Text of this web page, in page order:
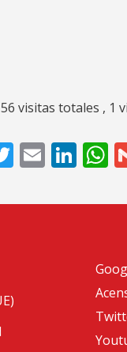
visitas totales , 1
Twitter
Email